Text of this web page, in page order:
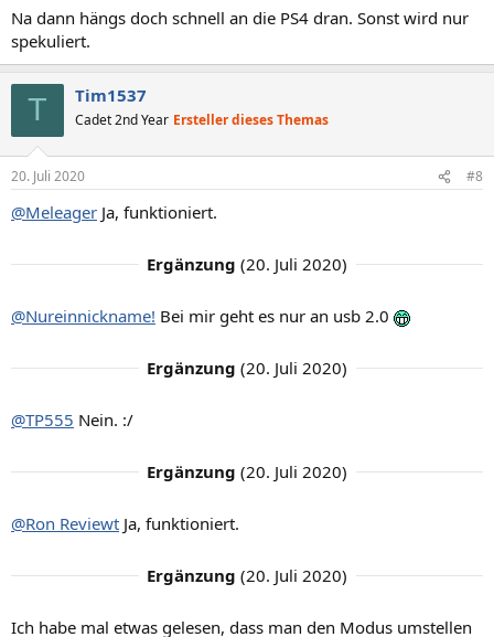
Na dann hängs doch schnell an die PS4 dran. Sonst wird nur
spekuliert.
T Tim1537
Cadet 2nd Year Ersteller dieses Themas
20. Juli 2020 #8
@Meleager Ja, funktioniert.
Ergänzung (20. Juli 2020)
@Nureinnickname! Bei mir geht es nur an usb 2.0
Ergänzung (20. Juli 2020)
@TP555 Nein. :/
Ergänzung (20. Juli 2020)
@Ron Reviewt Ja, funktioniert.
Ergänzung (20. Juli 2020)
Ich habe mal etwas gelesen, dass man den Modus umstellen